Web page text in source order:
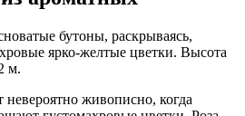
бутоны, раскрываясь,
ярко-желтые цветки. Высота
м.
невероятно живописно, когда